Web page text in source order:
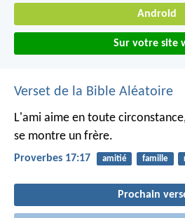
Android
Sur votre site
Verset de la Bible Aléatoire
L'ami aime en toute
se montre un frère.
Proverbes 17:17 amitié famille
Prochain